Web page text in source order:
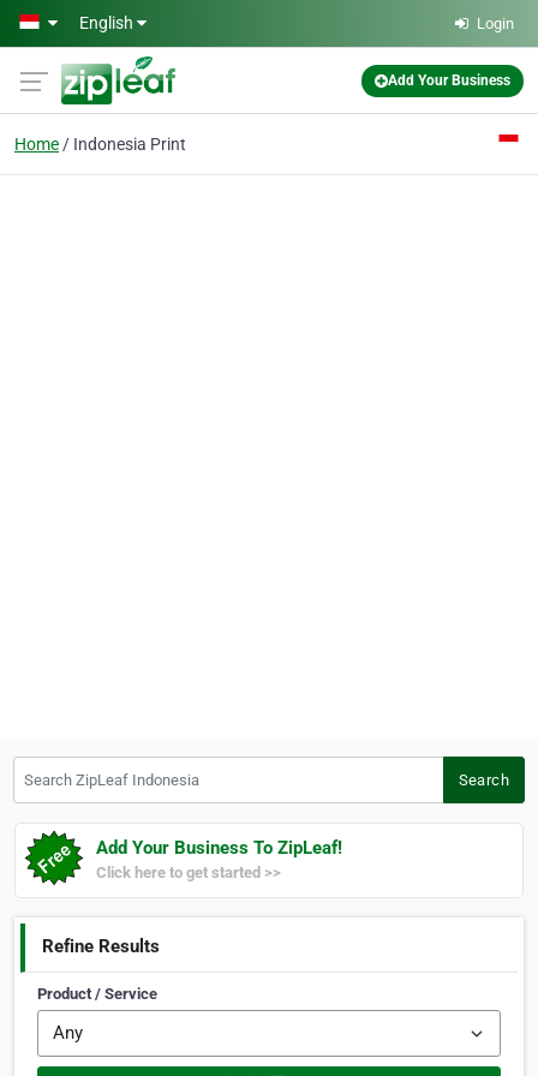
Skip to main content
English Login
Add Your Business
Home Indonesia Print
Search
Add Your Business To ZipLeaf!
Click here to get started >>
Refine Results
Product / Service